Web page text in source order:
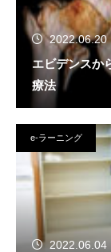
2022.06.20
エビデンスか
療法
e-ラーニング
2022.06.04